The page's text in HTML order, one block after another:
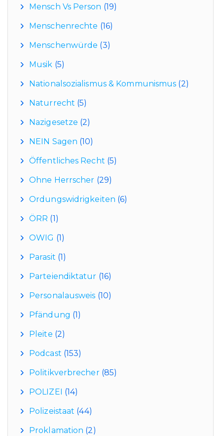
Mensch Vs Person (19)
Menschenrechte (16)
Menschenwürde (3)
Musik (5)
Nationalsozialismus & Kommunismus (2)
Naturrecht (5)
Nazigesetze (2)
NEIN Sagen (10)
Öffentliches Recht (5)
Ohne Herrscher (29)
Ordungswidrigkeiten (6)
ÖRR (1)
OWIG (1)
Parasit (1)
Parteiendiktatur (16)
Personalausweis (10)
Pfändung (1)
Pleite (2)
Podcast (153)
Politikverbrecher(85)
POLIZEI (14)
Polizeistaat (44)
Proklamation (2)